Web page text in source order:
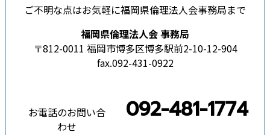
ご不明な点はお気軽に福岡県倫理法人会事務局まで
福岡県倫理法人会 事務局
〒812-0011 福岡市博多区博多駅前2-10-12-904
fax.092-431-0922
お電話のお問い合
わせ
092-481-1774